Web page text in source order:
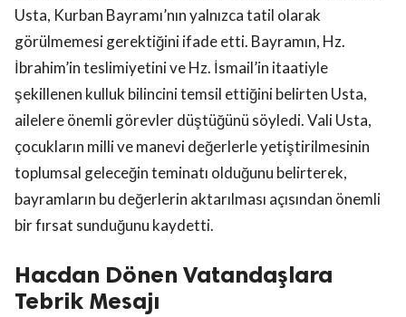
Usta, Kurban Bayramı’nın yalnızca tatil olarak
görülmemesi gerektiğini ifade etti. Bayramın, Hz.
İbrahim’in teslimiyetini ve Hz. İsmail’in itaatiyle
şekillenen kulluk bilincini temsil ettiğini belirten Usta,
ailelere önemli görevler düştüğünü söyledi. Vali Usta,
çocukların milli ve manevi değerlerle yetiştirilmesinin
toplumsal geleceğin teminatı olduğunu belirterek,
bayramların bu değerlerin aktarılması açısından önemli
bir fırsat sunduğunu kaydetti.
Hacdan Dönen Vatandaşlara
Tebrik Mesajı